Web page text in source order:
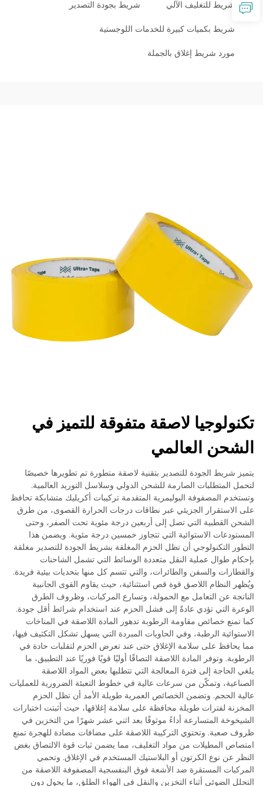
شريط للتغليف الآلي شريط بجودة التصدير
شريط بكميات كبيرة للخدمات اللوجستية
مورد شريط إغلاق بالجملة
تكنولوجيا لاصقة متفوقة للتميز في
الشحن العالمي
يتميز شريط الجودة للتصدير بتقنية لاصقة متطورة تم تطويرها خصيصًا
لتحمل المتطلبات الصارمة للشحن الدولي وسلاسل التوريد العالمية.
وتستخدم المصفوفة البوليمرية المتقدمة تركيبات أكريليك متشابكة تحافظ
على الاستقرار الجزيئي عبر نطاقات درجات الحرارة القصوى، من طرق
الشحن القطبية التي تصل إلى أربعين درجة مئوية تحت الصفر، وحتى
المستودعات الاستوائية التي تتجاوز خمسين درجة مئوية. ويضمن هذا
التطور التكنولوجي أن تظل الحزم المغلقة بشريط الجودة للتصدير مغلقة
بإحكام طوال عملية النقل متعددة الوسائط التي تشمل الشاحنات
والقطارات والسفن والطائرات، والتي تتسم كل منها بتحديات بيئية فريدة.
ويُظهر النظام اللاصق قوة قص استثنائية، حيث يقاوم القوى الجانبية
الناتجة عن التعامل مع الحمولة، وتسارع المركبات، وظروف الطرق
الوعرة التي تؤدي عادةً إلى فشل الحزم عند استخدام شرائط أقل جودة.
كما تمنع خصائص مقاومة الرطوبة تدهور المادة اللاصقة في المناخات
الاستوائية الرطبة، وفي الحاويات المبردة التي يسهل تشكل التكثيف فيها،
مما يحافظ على سلامة الإغلاق حتى عند تعرض الحزم لتقلبات حادة في
الرطوبة. وتوفر المادة اللاصقة التصاقًا أوليًا قويًا فوريًا عند التطبيق، ما
يلغي الحاجة إلى فترة المعالجة التي تتطلبها بعض المواد اللاصقة
الصناعية، وتمكّن من سرعات عالية في خطوط التعبئة الضرورية للعمليات
عالية الحجم. وتضمن الخصائص العمرية طويلة الأمد أن تظل الحزم
المخزنة لفترات طويلة محافظة على سلامة إغلاقها، حيث أثبتت اختبارات
الشيخوخة المتسارعة أداءً موثوقًا بعد اثني عشر شهرًا من التخزين في
ظروف صعبة. وتحتوي التركيبة اللاصقة على مضافات مضادة للهجرة تمنع
امتصاص المطيلات من مواد التغليف، مما يضمن ثبات قوة الالتصاق بغض
النظر عن نوع الكرتون أو البلاستيك المستخدم في الإغلاق. وتحمي
المركبات المستقرة ضد الأشعة فوق البنفسجية المصفوفة اللاصقة من
التحلل الضوئي أثناء التخزين والنقل في الهواء الطلق، ما يحول دون